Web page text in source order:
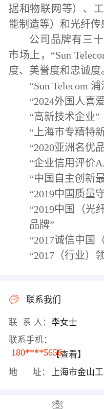
据和物联网等）、
能制造等）和光纤传
公司品牌有三
市场上，“Sun
度、美誉度和忠诚度
“Sun Telecom 浦
“2024外国人喜
“高新技术企业”
“上海市专精特
“2020亚洲名优
“企业信用评价
“中国自主创新
“2019中国质量
“2019中国（光
品牌”
“2017诚信中国
“2017（行业）
联系我们
联 系 人： 李女士
联系手机：
180****5656【查看】
地 址：
上海市金山